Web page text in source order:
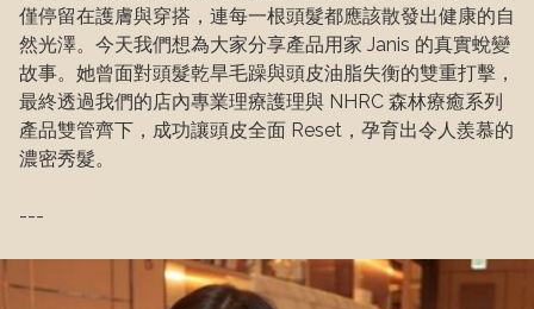
僅停留在護膚與穿搭，連每一根頭髮都應該散發出健康的自
然光澤。今天我們想為大家分享產品用家 Janis 的真實蛻變
故事。她曾面對頭髮乾旱毛躁與頭皮油脂失衡的雙重打擊，
最終透過我們的店內專業理療護理與 NHRC 森林療癒系列
產品雙管齊下，成功讓頭皮全面 Reset，孕育出令人羨慕的
濃密秀髮。
---